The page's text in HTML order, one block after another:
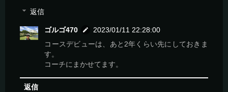
返信
ゴルゴ470
2023/01/11 22:28:00
コースデビューは、あと2年くらい先にしておきま
す。
コーチにまかせてます。
返信